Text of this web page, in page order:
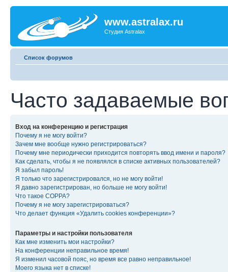
www.astralax.ru
Студия Astralax
Список форумов
Часто задаваемые
Вход на конференцию и регистрация
Почему я не могу войти?
Зачем мне вообще нужно регистрироваться?
Почему мне периодически приходится повторять ввод имени и пароля?
Как сделать, чтобы я не появлялся в списке активных пользователей?
Я забыл пароль!
Я только что зарегистрировался, но не могу войти!
Я давно зарегистрирован, но больше не могу войти!
Что такое COPPA?
Почему я не могу зарегистрироваться?
Что делает функция «Удалить cookies конференции»?
Параметры и настройки пользователя
Как мне изменить мои настройки?
На конференции неправильное время!
Я изменил часовой пояс, но время все равно неправильное!
Моего языка нет в списке!